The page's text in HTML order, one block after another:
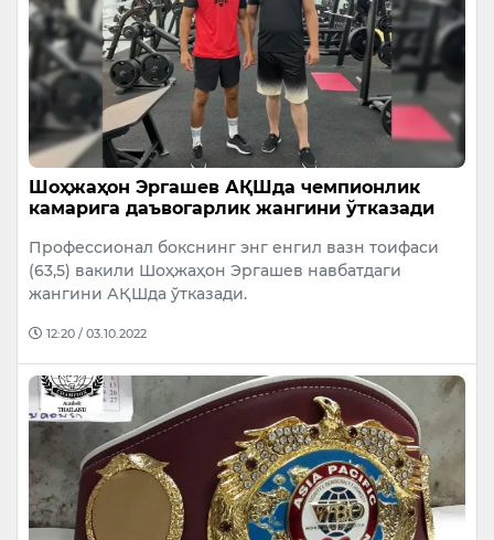
Шоҳжаҳон Эргашев АҚШда чемпионлик
камарига даъвогарлик жангини ўтказади
Профессионал бокснинг энг енгил вазн тоифаси
(63,5) вакили Шоҳжаҳон Эргашев навбатдаги
жангини АҚШда ўтказади.
12:20 / 03.10.2022